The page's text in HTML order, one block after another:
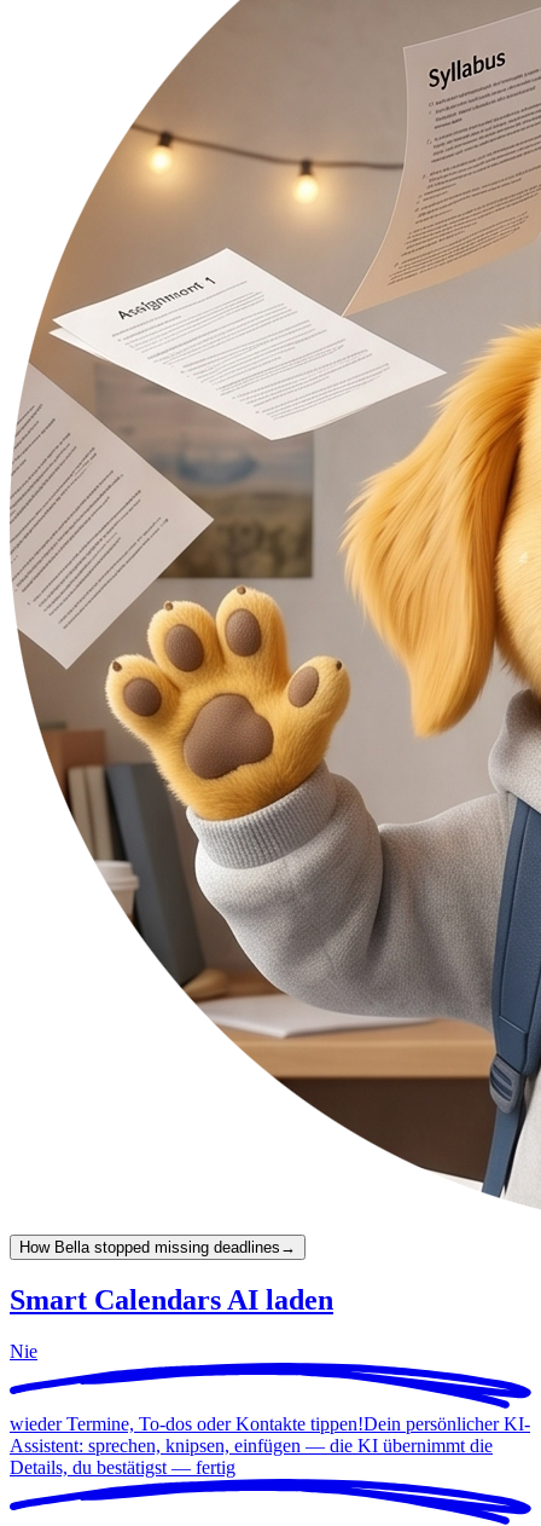
How Bella stopped missing deadlines →
Smart Calendars AI laden
Nie
wieder Termine, To-dos oder Kontakte tippen!Dein persönlicher KI-
Assistent: sprechen, knipsen, einfügen — die KI übernimmt die
Details, du bestätigst — fertig